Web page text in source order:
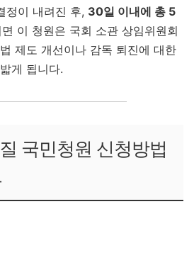
정이 내려진 후, 30일 이내에 총 5
이 청원은 국회 소관 상임위원회
제도 개선이나 감독 퇴진에 대한
게 됩니다.
국민청원 신청방법